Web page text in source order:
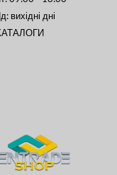
вихідні дні